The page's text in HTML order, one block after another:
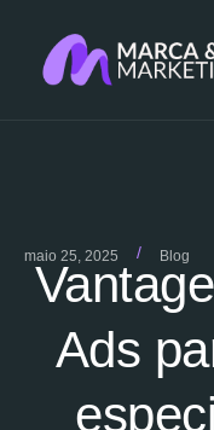
maio 25, 2025 / Blog
Ads